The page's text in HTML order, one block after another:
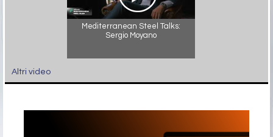
Mediterranean Steel Talks:
Sergio Moyano
Altri video